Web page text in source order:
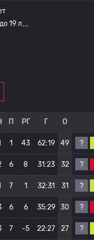
19 л
П РГ Г О
1 43 62:19 49 ?
6 8 31:23 32 ?
7 1 32:31 31 ?
6 6 35:29 30 ?
7 -5 22:27 27 ?